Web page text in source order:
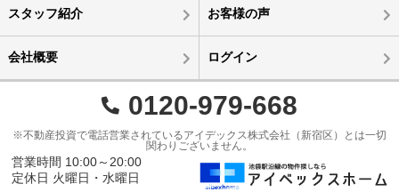
スタッフ紹介 お客様の声
会社概要 ログイン
0120-979-668
※不動産投資で電話営業されているアイデックス株式会社（新宿区）とは一切
関わりございません。
営業時間 10:00～20:00
定休日 火曜日・水曜日